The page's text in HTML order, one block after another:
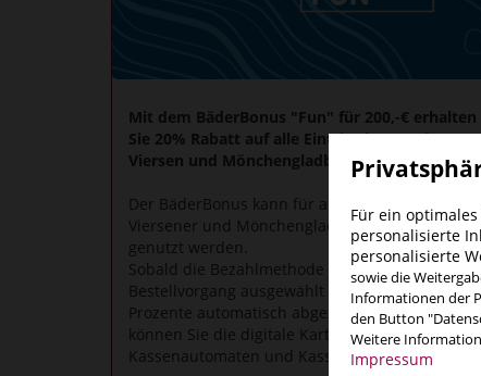
Mit dem BäderBonus "Fun" für 200,-€ erhalten
Sie 20% Rabatt auf alle Eintrittskarten (in
Viersen und Mönchengladbach!).
Der BäderBonus kann für alle Eintrittskarten der
Viersener und Mönchengladbacher Bäder
genutzt werden.
Sobald die Bezahlmethode BäderBonus beim
Bestellvorgang ausgewählt wird, werden die
Prozente automatisch abgezogen. Natürlich
können Sie die digitale Karte auch an den
Kassenautomaten und Kassen vor Ort nutzen.
Für ein
personalisierte
personalisierte
sowie die
Informationen der
den Button
Weitere
Impressum